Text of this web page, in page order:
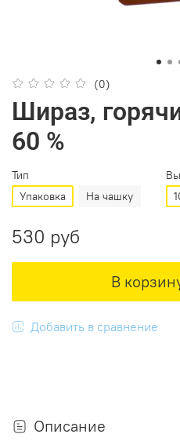
(0)
Шираз,
60 %
Тип
Упаковка
На чашку
530 руб
В
Добавить в сравнение
Описание